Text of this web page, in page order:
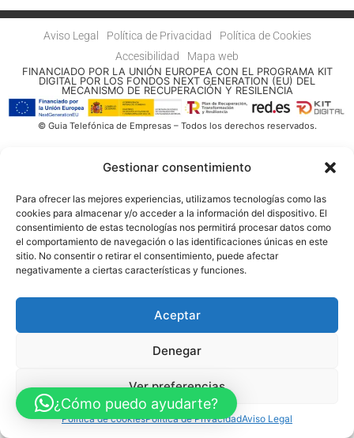
Gestionar consentimiento
Para ofrecer las mejores experiencias, utilizamos tecnologías como las
cookies para almacenar y/o acceder a la información del dispositivo. El
consentimiento de estas tecnologías nos permitirá procesar datos como
el comportamiento de navegación o las identificaciones únicas en este
sitio. No consentir o retirar el consentimiento, puede afectar
negativamente a ciertas características y funciones.
Aceptar
Denegar
Ver preferencias
Política de cookiesPolítica de PrivacidadAviso Legal
Aviso Legal Política de Privacidad
Política de Cookies
Accesibilidad
Mapa web
FINANCIADO POR LA UNIÓN EUROPEA CON EL PROGRAMA KIT
DIGITAL POR LOS FONDOS NEXT GENERATION (EU) DEL
MECANISMO DE RECUPERACIÓN Y RESILENCIA
© Guia Telefónica de Empresas – Todos los derechos reservados.
¿Cómo puedo ayudarte?